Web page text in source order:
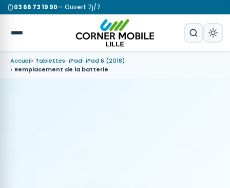
03 66 73 19 90— Ouvert 7j/7
Accueil Tablettes iPad iPad 6 (2018)
Remplacement de la batterie